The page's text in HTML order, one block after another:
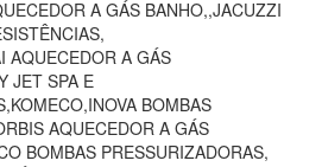
A GÁS BANHO,,JACUZZI
AQUECEDOR A GÁS
JET SPA E
BOMBAS
AQUECEDOR A GÁS
BOMBAS PRESSURIZADORAS,